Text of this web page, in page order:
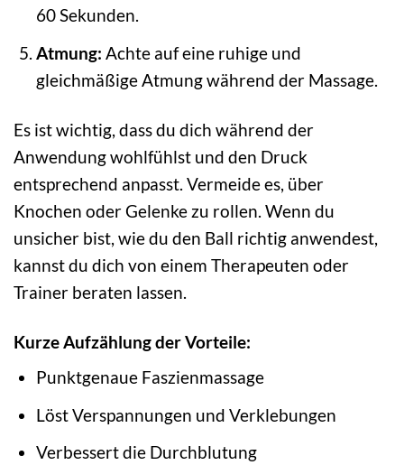
60 Sekunden.
Atmung: Achte auf eine ruhige und
gleichmäßige Atmung während der Massage.
Es ist wichtig, dass du dich während der
Anwendung wohlfühlst und den Druck
entsprechend anpasst. Vermeide es, über
Knochen oder Gelenke zu rollen. Wenn du
unsicher bist, wie du den Ball richtig anwendest,
kannst du dich von einem Therapeuten oder
Trainer beraten lassen.
Kurze Aufzählung der Vorteile:
Punktgenaue Faszienmassage
Löst Verspannungen und Verklebungen
Verbessert die Durchblutung